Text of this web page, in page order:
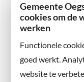
Gemeente
cookies om de
werken
Functionele
goed werkt.
website te